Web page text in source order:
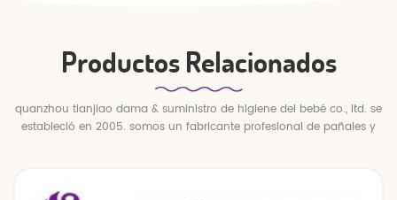
Productos Relacionados
quanzhou tianjiao dama & suministro de higiene del bebé co., ltd. se
estableció en 2005. somos un fabricante profesional de pañales y